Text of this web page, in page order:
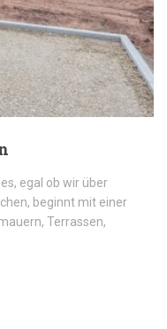
egal ob wir über
beginnt mit einer
Terrassen,